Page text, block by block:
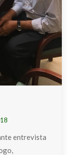
entrevista